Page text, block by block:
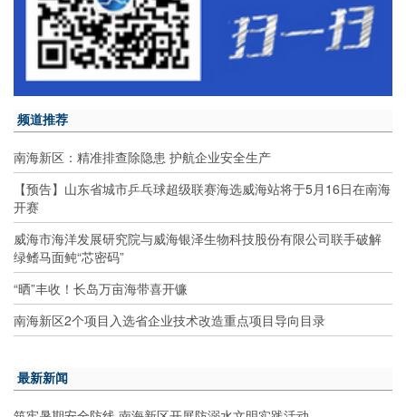
频道推荐
南海新区：精准排查除隐患 护航企业安全生产
【预告】山东省城市乒乓球超级联赛海选威海站将于5月16日在南海
开赛
威海市海洋发展研究院与威海银泽生物科技股份有限公司联手破解
绿鳍马面鲀“芯密码”
“晒”丰收！长岛万亩海带喜开镰
南海新区2个项目入选省企业技术改造重点项目导向目录
最新新闻